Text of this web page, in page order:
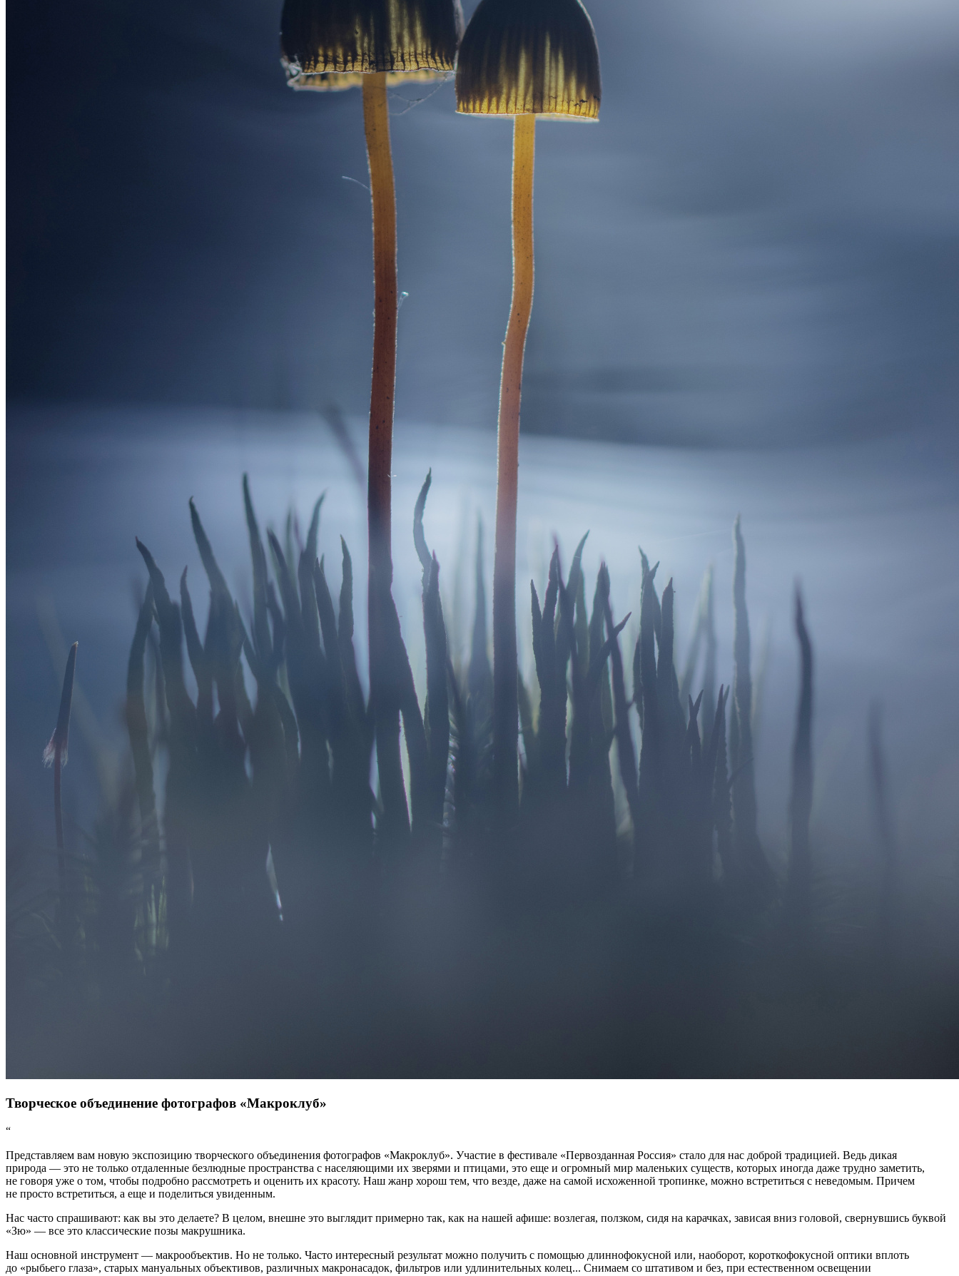
Творческое объединение фотографов «Макроклуб»
“
Представляем вам новую экспозицию творческого объединения фотографов «Макроклуб». Участие в фестивале «Первозданная Россия» стало для нас доброй традицией. Ведь дикая
природа — это не только отдаленные безлюдные пространства с населяющими их зверями и птицами, это еще и огромный мир маленьких существ, которых иногда даже трудно заметить,
не говоря уже о том, чтобы подробно рассмотреть и оценить их красоту. Наш жанр хорош тем, что везде, даже на самой исхоженной тропинке, можно встретиться с неведомым. Причем
не просто встретиться, а еще и поделиться увиденным.
Нас часто спрашивают: как вы это делаете? В целом, внешне это выглядит примерно так, как на нашей афише: возлегая, ползком, сидя на карачках, зависая вниз головой, свернувшись буквой
«Зю» — все это классические позы макрушника.
Наш основной инструмент — макрообъектив. Но не только. Часто интересный результат можно получить с помощью длиннофокусной или, наоборот, короткофокусной оптики вплоть
до «рыбьего глаза», старых мануальных объективов, различных макронасадок, фильтров или удлинительных колец... Снимаем со штативом и без, при естественном освещении